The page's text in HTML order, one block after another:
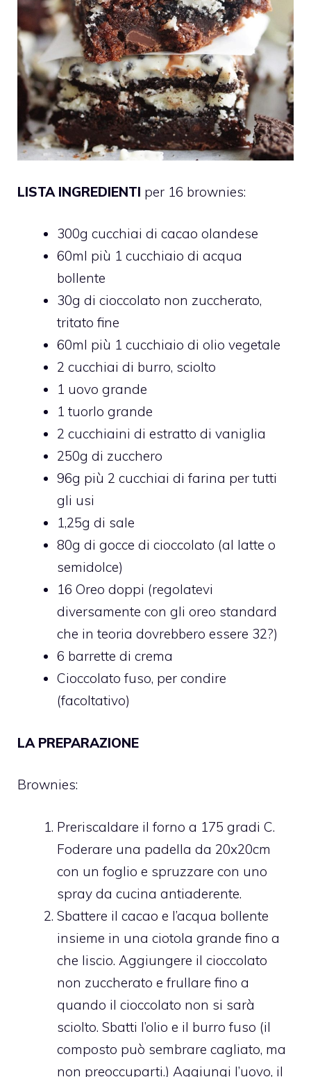
LISTA INGREDIENTI per 16 brownies:
300g cucchiai di cacao olandese
60ml più 1 cucchiaio di acqua
bollente
30g di cioccolato non zuccherato,
tritato fine
60ml più 1 cucchiaio di olio vegetale
2 cucchiai di burro, sciolto
1 uovo grande
1 tuorlo grande
2 cucchiaini di estratto di vaniglia
250g di zucchero
96g più 2 cucchiai di farina per tutti
gli usi
1,25g di sale
80g di gocce di cioccolato (al latte o
semidolce)
16 Oreo doppi (regolatevi
diversamente con gli oreo standard
che in teoria dovrebbero essere 32?)
6 barrette di crema
Cioccolato fuso, per condire
(facoltativo)
LA PREPARAZIONE
Brownies:
Preriscaldare il forno a 175 gradi C.
Foderare una padella da 20x20cm
con un foglio e spruzzare con uno
spray da cucina antiaderente.
Sbattere il cacao e l’acqua bollente
insieme in una ciotola grande fino a
che liscio. Aggiungere il cioccolato
non zuccherato e frullare fino a
quando il cioccolato non si sarà
sciolto. Sbatti l’olio e il burro fuso (il
composto può sembrare cagliato, ma
non preoccuparti.) Aggiungi l’uovo, il